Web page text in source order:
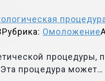
Рубрика: Омоложение
процедуры,
процедура может…